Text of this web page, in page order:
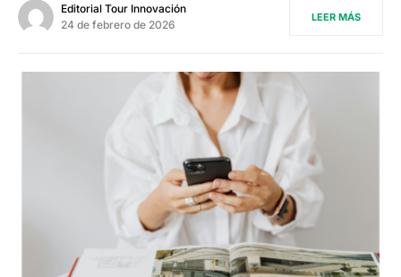
Editorial Tour Innovación
24 de febrero de 2026
LEER MÁS